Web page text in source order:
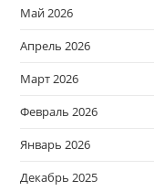
Май 2026
Апрель 2026
Март 2026
Февраль 2026
Январь 2026
Декабрь 2025